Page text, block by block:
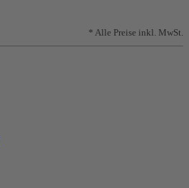
* Alle Preise inkl. MwSt.